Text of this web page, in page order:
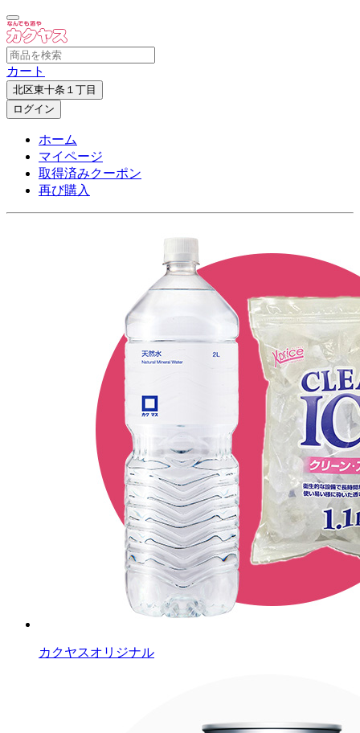
カート
北区東十条１丁目
ログイン
ホーム
マイページ
取得済みクーポン
再び購入
カクヤスオリジナル